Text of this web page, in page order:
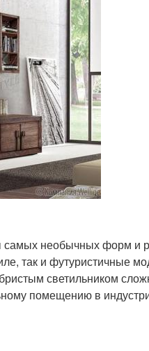
самых необычных форм и
так и футуристичные
светильником
помещению в